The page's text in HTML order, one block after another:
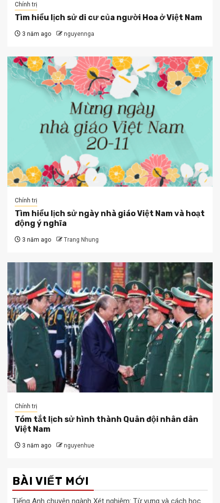
Chính trị
Tìm hiểu lịch sử di cư của người Hoa ở Việt Nam
3 năm ago nguyennga
Chính trị
Tìm hiểu lịch sử ngày nhà giáo Việt Nam và hoạt
động ý nghĩa
3 năm ago Trang Nhung
Chính trị
Tóm tắt lịch sử hình thành Quân đội nhân dân
Việt Nam
3 năm ago nguyenhue
BÀI VIẾT MỚI
Tiếng Anh chuyên ngành Xét nghiệm: Từ vựng và cách học